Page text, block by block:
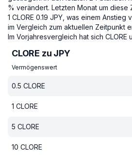
% verändert. Letzten Monat um diese
1 CLORE 0.19 JPY, was einem Anstieg
im Vergleich zum aktuellen Zeitpunkt
Im Vorjahresvergleich hat sich CLORE
CLORE zu JPY
Vermögenswert
0.5 CLORE
1 CLORE
5 CLORE
10 CLORE